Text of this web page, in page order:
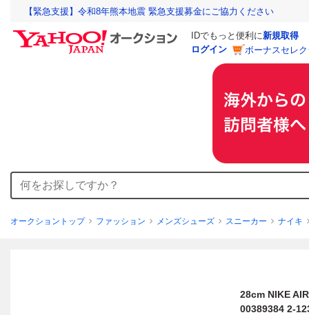
【緊急支援】令和8年熊本地震 緊急支援募金にご協力ください
IDでもっと便利に新規取得
ログイン
ボーナスセレ
オークショントップ ファッション メンズシューズ スニーカー ナイキ
28cm NIKE
00389384 2-